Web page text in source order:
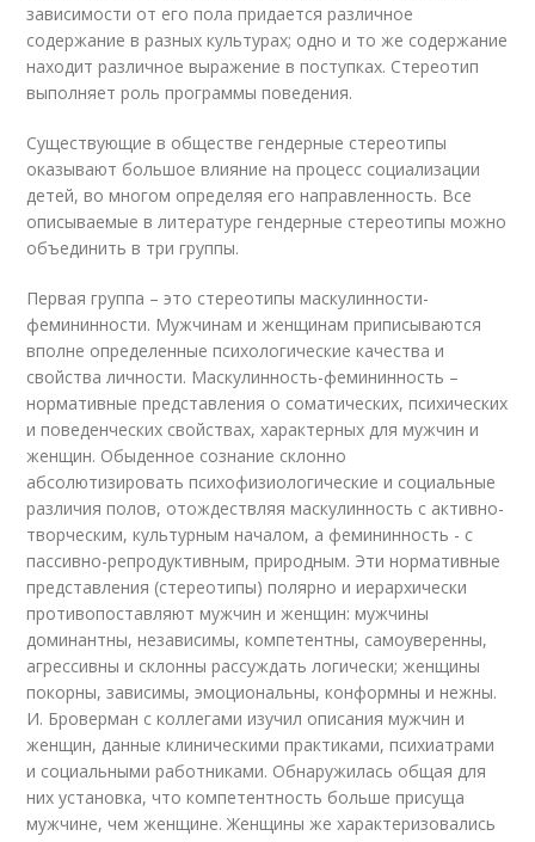
зависимости от его пола придается различное
содержание в разных культурах; одно и то же содержание
находит различное выражение в поступках. Стереотип
выполняет роль программы поведения.
Существующие в обществе гендерные стереотипы
оказывают большое влияние на процесс социализации
детей, во многом определяя его направленность. Все
описываемые в литературе гендерные стереотипы можно
объединить в три группы.
Первая группа – это стереотипы маскулинности-
фемининности. Мужчинам и женщинам приписываются
вполне определенные психологические качества и
свойства личности. Маскулинность-фемининность –
нормативные представления о соматических, психических
и поведенческих свойствах, характерных для мужчин и
женщин. Обыденное сознание склонно
абсолютизировать психофизиологические и социальные
различия полов, отождествляя маскулинность с активно-
творческим, культурным началом, а фемининность - с
пассивно-репродуктивным, природным. Эти нормативные
представления (стереотипы) полярно и иерархически
противопоставляют мужчин и женщин: мужчины
доминантны, независимы, компетентны, самоуверенны,
агрессивны и склонны рассуждать логически; женщины
покорны, зависимы, эмоциональны, конформны и нежны.
И. Броверман с коллегами изучил описания мужчин и
женщин, данные клиническими практиками, психиатрами
и социальными работниками. Обнаружилась общая для
них установка, что компетентность больше присуща
мужчине, чем женщине. Женщины же характеризовались